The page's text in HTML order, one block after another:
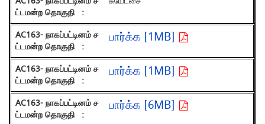
பார்க்க [1MB]
பார்க்க [1MB]
பார்க்க [6MB]